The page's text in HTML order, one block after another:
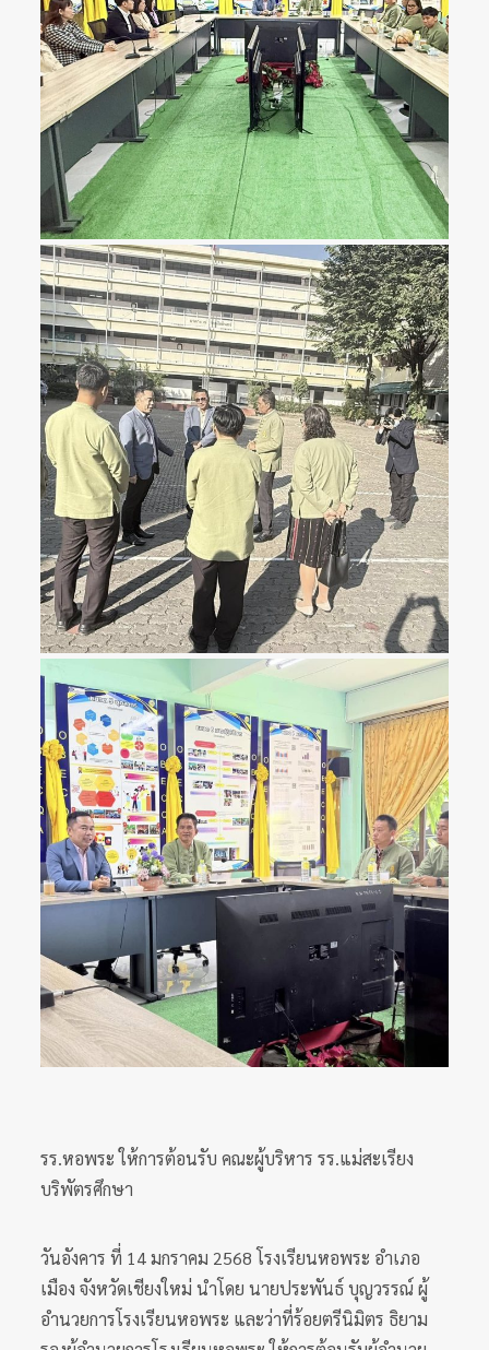
รร.หอพระ ให้การต้อนรับ คณะผู้บริหาร รร.แม่สะเรียง
บริพัตรศึกษา
วันอังคาร ที่ 14 มกราคม 2568 โรงเรียนหอพระ อำเภอ
เมือง จังหวัดเชียงใหม่ นำโดย นายประพันธ์ บุญวรรณ์ ผู้
อำนวยการโรงเรียนหอพระ และว่าที่ร้อยตรีนิมิตร ธิยาม